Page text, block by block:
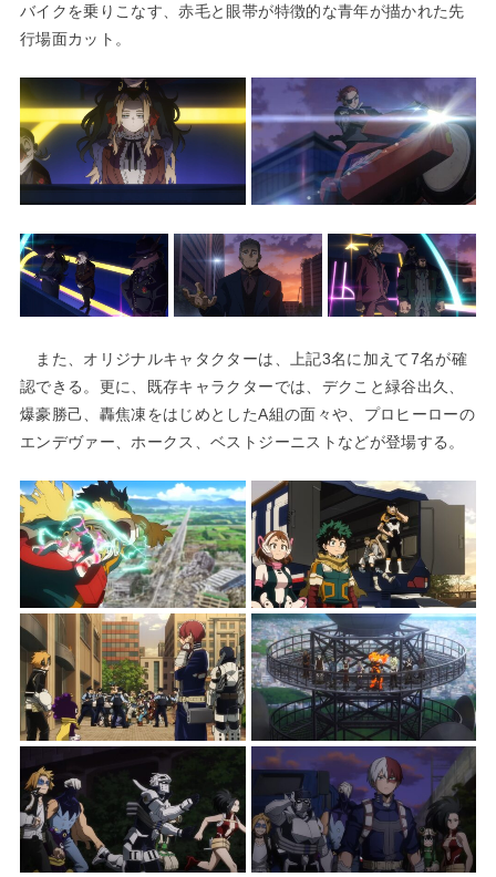
バイクを乗りこなす、赤毛と眼帯が特徴的な青年が描かれた先
行場面カット。
また、オリジナルキャタクターは、上記3名に加えて7名が確
認できる。更に、既存キャラクターでは、デクこと緑谷出久、
爆豪勝己、轟焦凍をはじめとしたA組の面々や、プロヒーローの
エンデヴァー、ホークス、ベストジーニストなどが登場する。